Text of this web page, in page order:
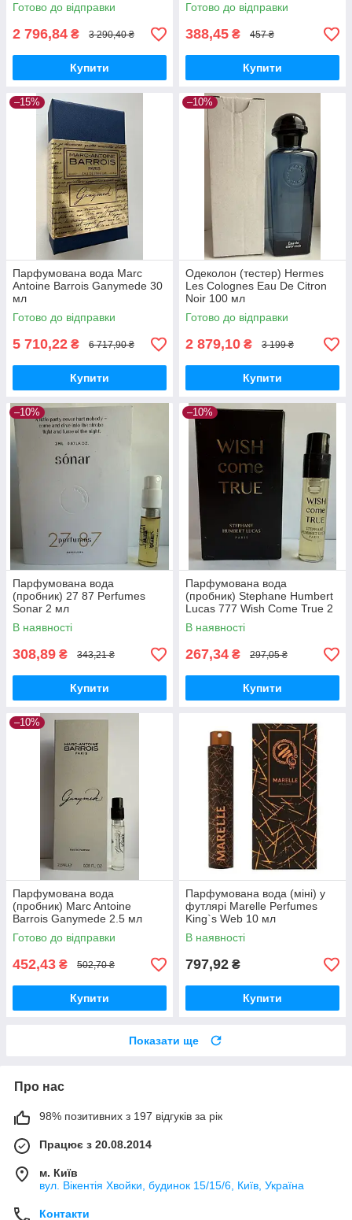
Готово до відправки
2 796,84 ₴ 3 290,40 ₴
Купити
Готово до відправки
388,45 ₴ 457 ₴
Купити
–15%
Парфумована вода Marc
Antoine Barrois Ganymede 30
мл
Готово до відправки
5 710,22 ₴ 6 717,90 ₴
Купити
–10%
Одеколон (тестер) Hermes
Les Colognes Eau De Citron
Noir 100 мл
Готово до відправки
2 879,10 ₴ 3 199 ₴
Купити
–10%
Парфумована вода
(пробник) 27 87 Perfumes
Sonar 2 мл
В наявності
308,89 ₴ 343,21 ₴
Купити
–10%
Парфумована вода
(пробник) Stephane Humbert
Lucas 777 Wish Come True 2
мл
В наявності
267,34 ₴ 297,05 ₴
Купити
–10%
Парфумована вода
(пробник) Marc Antoine
Barrois Ganymede 2.5 мл
Готово до відправки
452,43 ₴ 502,70 ₴
Купити
Парфумована вода (міні) у
футлярі Marelle Perfumes
King`s Web 10 мл
В наявності
797,92 ₴
Купити
Показати ще
Про нас
98% позитивних з 197 відгуків за рік
Працює з 20.08.2014
м. Київ
вул. Вікентія Хвойки, будинок 15/15/6, Київ, Україна
Контакти